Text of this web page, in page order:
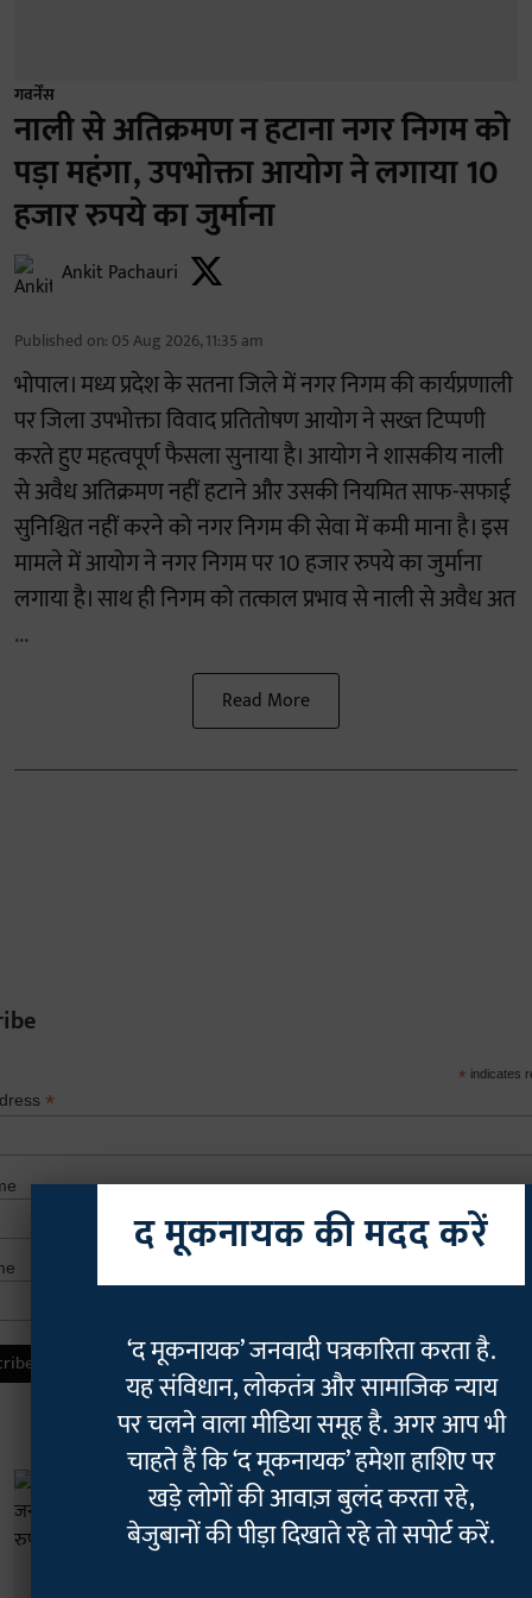
गवर्नेंस
नाली से अतिक्रमण न हटाना नगर निगम को
पड़ा महंगा, उपभोक्ता आयोग ने लगाया 10
हजार रुपये का जुर्माना
Ankit Pachauri
Published on: 05 Aug 2026, 11:35 am
भोपाल। मध्य प्रदेश के सतना जिले में नगर निगम की कार्यप्रणाली
पर जिला उपभोक्ता विवाद प्रतितोषण आयोग ने सख्त टिप्पणी
करते हुए महत्वपूर्ण फैसला सुनाया है। आयोग ने शासकीय नाली
से अवैध अतिक्रमण नहीं हटाने और उसकी नियमित साफ-सफाई
सुनिश्चित नहीं करने को नगर निगम की सेवा में कमी माना है। इस
मामले में आयोग ने नगर निगम पर 10 हजार रुपये का जुर्माना
लगाया है। साथ ही निगम को तत्काल प्रभाव से नाली से अवैध अत
...
Read More
* indicates
*
द मूकनायक की मदद करें
‘द मूकनायक’ जनवादी पत्रकारिता करता है.
यह संविधान, लोकतंत्र और सामाजिक न्याय
पर चलने वाला मीडिया समूह है. अगर आप भी
चाहते हैं कि ‘द मूकनायक’ हमेशा हाशिए पर
खड़े लोगों की आवाज़ बुलंद करता रहे,
बेजुबानों की पीड़ा दिखाते रहे तो सपोर्ट करें.